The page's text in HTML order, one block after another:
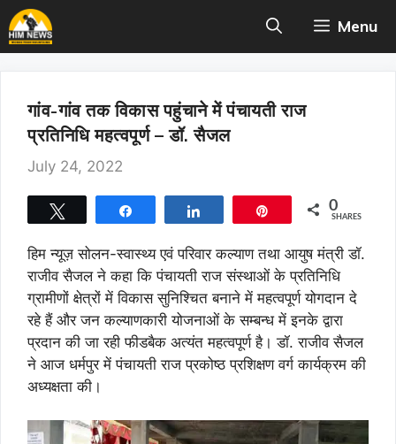
Skip
to
content
Menu
गांव-गांव तक विकास पहुंचाने में पंचायती राज
प्रतिनिधि महत्वपूर्ण – डॉ. सैजल
July 24, 2022
0
SHARES
हिम न्यूज़ सोलन-स्वास्थ्य एवं परिवार कल्याण तथा आयुष मंत्री डॉ.
राजीव सैजल ने कहा कि पंचायती राज संस्थाओं के प्रतिनिधि
ग्रामीणों क्षेत्रों में विकास सुनिश्चित बनाने में महत्वपूर्ण योगदान दे
रहे हैं और जन कल्याणकारी योजनाओं के सम्बन्ध में इनके द्वारा
प्रदान की जा रही फीडबैक अत्यंत महत्वपूर्ण है। डॉ. राजीव सैजल
ने आज धर्मपुर में पंचायती राज प्रकोष्ठ प्रशिक्षण वर्ग कार्यक्रम की
अध्यक्षता की।